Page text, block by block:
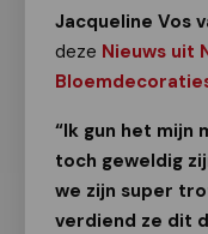
Jacqueline Vos
deze Nieuws uit
“Ik gun het mijn
toch geweldig
we zijn super
verdiend ze dit